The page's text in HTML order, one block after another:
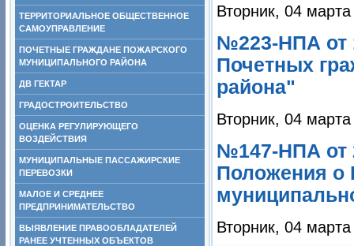
ТЕРРИТОРИАЛЬНОЕ ОБЩЕСТВЕННОЕ
САМОУПРАВЛЕНИЕ
ПОЧЕТНЫЕ ГРАЖДАНЕ ПОЖАРСКОГО
МУНИЦИПАЛЬНОГО РАЙОНА
ДВ ГЕКТАР
ГРАДОСТРОИТЕЛЬСТВО
ОЦЕНКА РЕГУЛИРУЮЩЕГО
ВОЗДЕЙСТВИЯ
МУНИЦИПАЛЬНЫЕ ПАССАЖИРСКИЕ
ПЕРЕВОЗКИ
МАЛОЕ И СРЕДНЕЕ
ПРЕДПРИНИМАТЕЛЬСТВО
ВЫЯВЛЕНИЕ ПРАВООБЛАДАТЕЛЕЙ
РАНЕЕ УЧТЕННЫХ ОБЪЕКТОВ
Вторник, 04
№223-НПА от
Почетных
района"
Вторник, 04
№147-НПА от
Положения о
Вторник, 04